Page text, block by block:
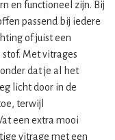
en functioneel zijn. Bij
passend bij iedere
of juist een
stof. Met vitrages
dat je al het
licht door in de
terwijl
een extra mooi
vitrage met een